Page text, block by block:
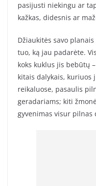
pasijusti niekingu ar
kažkas, didesnis ar
Džiaukitės savo
tuo, ką jau padarėte.
koks kuklus jis bebūtų
kitais dalykais, kuriuos
reikaluose, pasaulis
geradariams; kiti
gyvenimas visur pilnas